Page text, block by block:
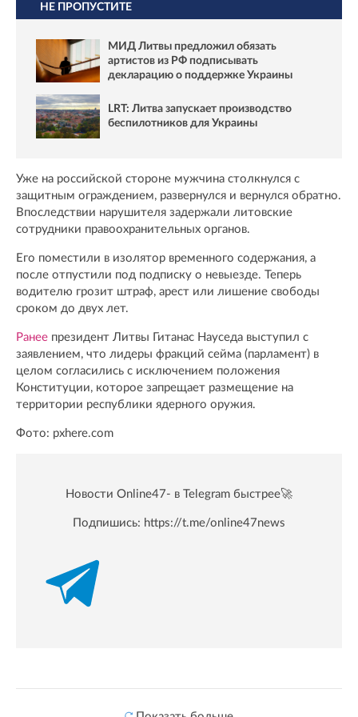
НЕ ПРОПУСТИТЕ
МИД Литвы предложил обязать
артистов из РФ подписывать
декларацию о поддержке Украины
LRT: Литва запускает производство
беспилотников для Украины
Уже на российской стороне мужчина столкнулся с
защитным ограждением, развернулся и вернулся обратно.
Впоследствии нарушителя задержали литовские
сотрудники правоохранительных органов.
Его поместили в изолятор временного содержания, а
после отпустили под подписку о невыезде. Теперь
водителю грозит штраф, арест или лишение свободы
сроком до двух лет.
Ранее президент Литвы Гитанас Науседа выступил с
заявлением, что лидеры фракций сейма (парламент) в
целом согласились с исключением положения
Конституции, которое запрещает размещение на
территории республики ядерного оружия.
Фото: pxhere.com
Новости Online47- в Telegram быстрее🚀
Подпишись: https://t.me/online47news